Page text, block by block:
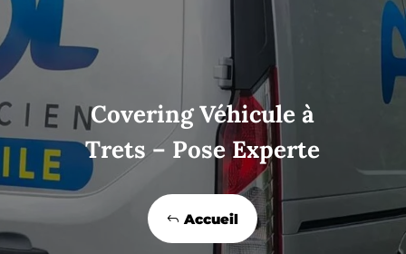
Covering Véhicule à
Trets – Pose Experte
Accueil